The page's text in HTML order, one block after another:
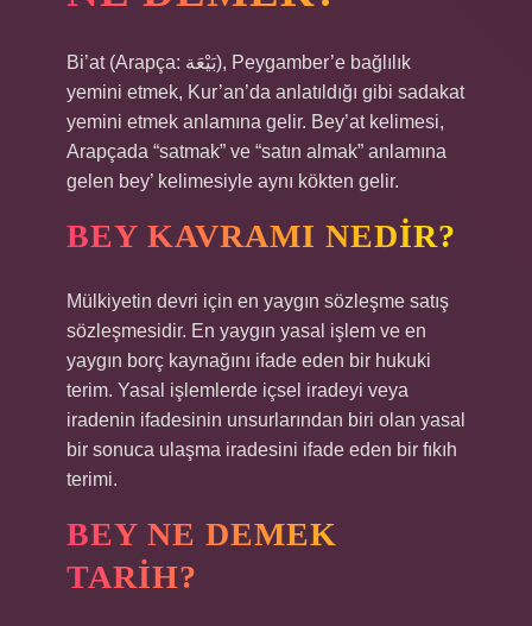
Bi’at (Arapça: بَيْعَة), Peygamber’e bağlılık
yemini etmek, Kur’an’da anlatıldığı gibi sadakat
yemini etmek anlamına gelir. Bey’at kelimesi,
Arapçada “satmak” ve “satın almak” anlamına
gelen bey’ kelimesiyle aynı kökten gelir.
BEY KAVRAMI NEDIR?
Mülkiyetin devri için en yaygın sözleşme satış
sözleşmesidir. En yaygın yasal işlem ve en
yaygın borç kaynağını ifade eden bir hukuki
terim. Yasal işlemlerde içsel iradeyi veya
iradenin ifadesinin unsurlarından biri olan yasal
bir sonuca ulaşma iradesini ifade eden bir fıkıh
terimi.
BEY NE DEMEK
TARIH?